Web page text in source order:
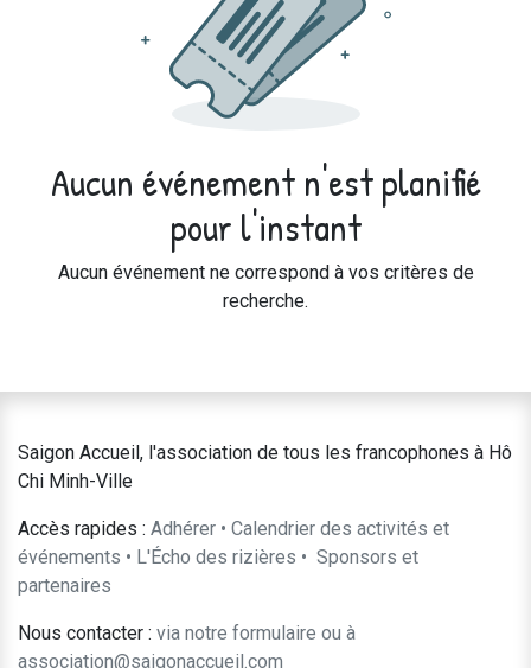
Aucun événement n'est planifié
pour l'instant
Aucun événement ne correspond à vos critères de
recherche.
Saigon Accueil, l'association de tous les francophones à Hô
Chi Minh-Ville
Accès rapides : Adhérer • Calendrier des activités et
événements • L'Écho des rizières • ​Sponsors et
partenaires​​
Nous contacter : ​via notre formulaire ou à
association@saigonaccueil.com